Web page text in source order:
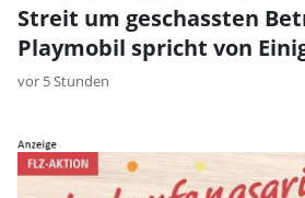
Streit um geschassten
Playmobil spricht von
vor 5 Stunden